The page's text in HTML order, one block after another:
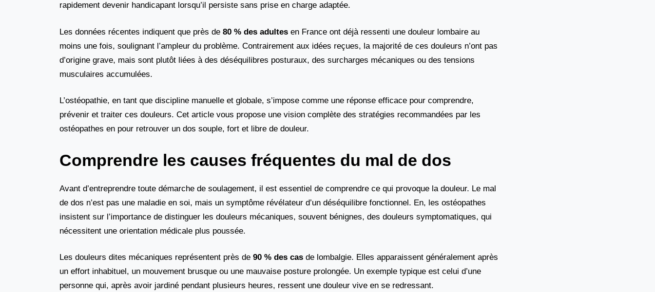
rapidement devenir handicapant lorsqu’il persiste sans prise en charge adaptée.
Les données récentes indiquent que près de 80 % des adultes en France ont déjà ressenti une douleur lombaire au
moins une fois, soulignant l’ampleur du problème. Contrairement aux idées reçues, la majorité de ces douleurs n’ont pas
d’origine grave, mais sont plutôt liées à des déséquilibres posturaux, des surcharges mécaniques ou des tensions
musculaires accumulées.
L’ostéopathie, en tant que discipline manuelle et globale, s’impose comme une réponse efficace pour comprendre,
prévenir et traiter ces douleurs. Cet article vous propose une vision complète des stratégies recommandées par les
ostéopathes en pour retrouver un dos souple, fort et libre de douleur.
Comprendre les causes fréquentes du mal de dos
Avant d’entreprendre toute démarche de soulagement, il est essentiel de comprendre ce qui provoque la douleur. Le mal
de dos n’est pas une maladie en soi, mais un symptôme révélateur d’un déséquilibre fonctionnel. En, les ostéopathes
insistent sur l’importance de distinguer les douleurs mécaniques, souvent bénignes, des douleurs symptomatiques, qui
nécessitent une orientation médicale plus poussée.
Les douleurs dites mécaniques représentent près de 90 % des cas de lombalgie. Elles apparaissent généralement après
un effort inhabituel, un mouvement brusque ou une mauvaise posture prolongée. Un exemple typique est celui d’une
personne qui, après avoir jardiné pendant plusieurs heures, ressent une douleur vive en se redressant.